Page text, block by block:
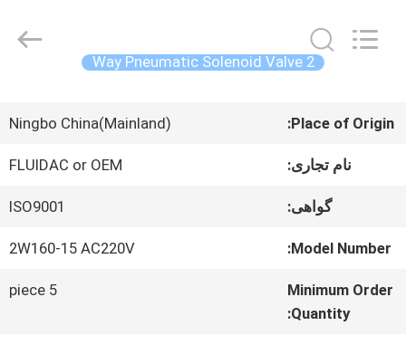
محصولات
درباره
Online
Market.
2 Way Pneumatic Solenoid Valve
Place of Origin:
Ningbo China(Mainland)
نام تجاری: FLUIDAC or OEM
گواهی: ISO9001
Model Number:
2W160-15 AC220V
Minimum Order
Quantity:
5 piece